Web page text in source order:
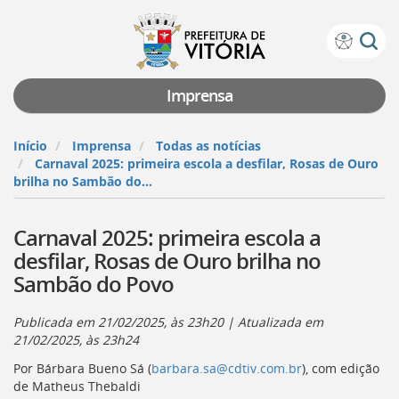
Prefeitura
Vitória
teclado:
para
a
página
de
de
acessibilidade
[]
Ir
a
página
do
Portal
Imprensa
Início Imprensa
Todas as notícias
Carnaval 2025: primeira escola a desfilar, Rosas de Ouro
brilha no Sambão do...
Carnaval 2025: primeira escola a
desfilar, Rosas de Ouro brilha no
Sambão do Povo
Publicada em 21/02/2025, às 23h20| Atualizada em
21/02/2025, às 23h24
Por Bárbara Bueno Sá (barbara.sa@cdtiv.com.br), com edição
de Matheus Thebaldi